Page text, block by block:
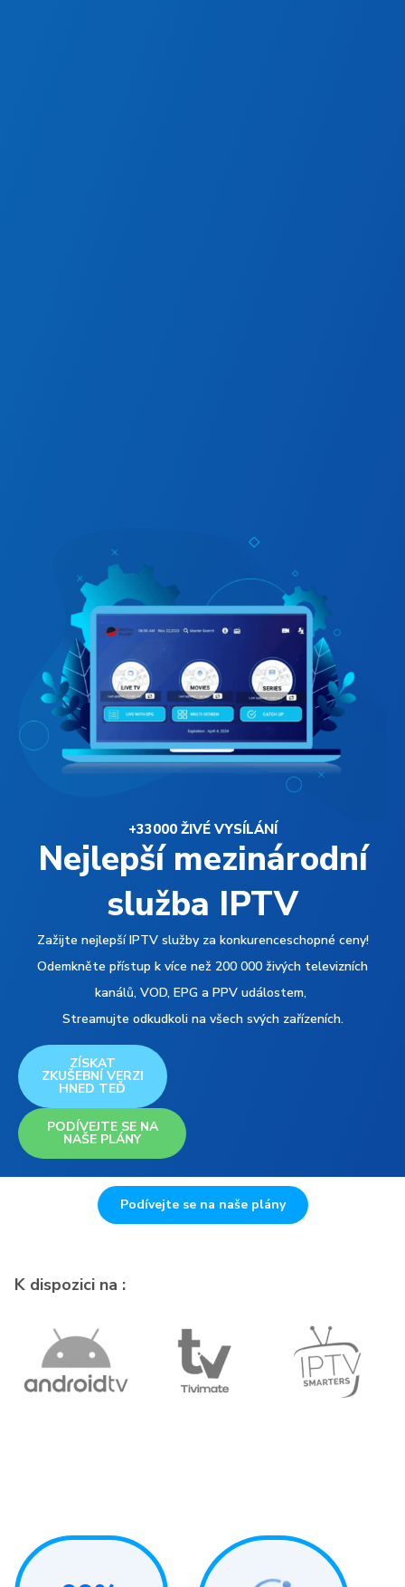
+33000 ŽIVÉ VYSÍLÁNÍ
Nejlepší mezinárodní
služba IPTV
Zažijte nejlepší IPTV služby za konkurenceschopné ceny!
Odemkněte přístup k více než 200 000 živých televizních
kanálů, VOD, EPG a PPV událostem,
Streamujte odkudkoli na všech svých zařízeních.
ZÍSKAT
ZKUŠEBNÍ VERZI
HNED TEĎ
PODÍVEJTE SE NA
NAŠE PLÁNY
Podívejte se na naše plány
K dispozici na :